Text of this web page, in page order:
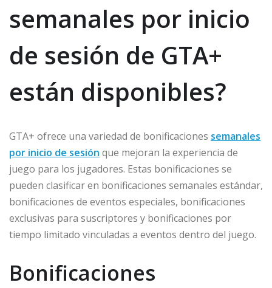
semanales por inicio
de sesión de GTA+
están disponibles?
GTA+ ofrece una variedad de bonificaciones semanales
por inicio de sesión que mejoran la experiencia de
juego para los jugadores. Estas bonificaciones se
pueden clasificar en bonificaciones semanales estándar,
bonificaciones de eventos especiales, bonificaciones
exclusivas para suscriptores y bonificaciones por
tiempo limitado vinculadas a eventos dentro del juego.
Bonificaciones